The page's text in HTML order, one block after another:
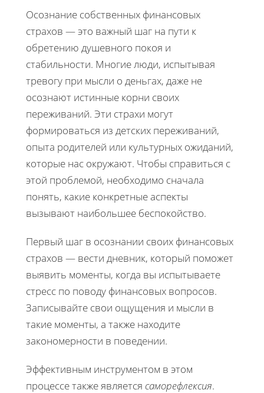
Осознание собственных финансовых
страхов — это важный шаг на пути к
обретению душевного покоя и
стабильности. Многие люди, испытывая
тревогу при мысли о деньгах, даже не
осознают истинные корни своих
переживаний. Эти страхи могут
формироваться из детских переживаний,
опыта родителей или культурных ожиданий,
которые нас окружают. Чтобы справиться с
этой проблемой, необходимо сначала
понять, какие конкретные аспекты
вызывают наибольшее беспокойство.
Первый шаг в осознании своих финансовых
страхов — вести дневник, который поможет
выявить моменты, когда вы испытываете
стресс по поводу финансовых вопросов.
Записывайте свои ощущения и мысли в
такие моменты, а также находите
закономерности в поведении.
Эффективным инструментом в этом
процессе также является саморефлексия.